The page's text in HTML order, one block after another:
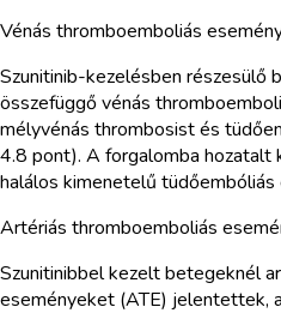
Vénás thromboemboliás
Szunitinib-kezelésben részesülő
összefüggő vénás
mélyvénás thrombosist és
4.8 pont). A forgalomba hozatalt
halálos kimenetelű
Artériás thromboemboliás
Szunitinibbel kezelt betegeknél
eseményeket (ATE) jelentettek,